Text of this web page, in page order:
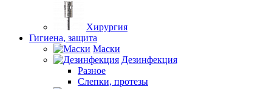
Хирургия
Гигиена, защита
Маски
Дезинфекция
Разное
Слепки, протезы